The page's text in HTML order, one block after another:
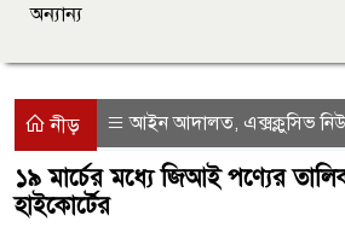
অন্যান্য
নীড় আইন আদালত এক্সক্লুসিভ
১৯ মার্চের মধ্যে জিআই পণ্যের
হাইকোর্টের